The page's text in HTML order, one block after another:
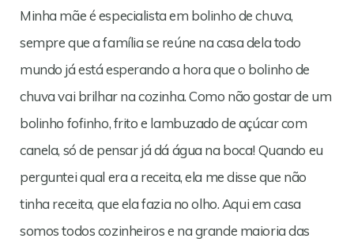
Minha mãe é especialista em bolinho de chuva,
sempre que a família se reúne na casa dela todo
mundo já está esperando a hora que o bolinho de
chuva vai brilhar na cozinha. Como não gostar de um
bolinho fofinho, frito e lambuzado de açúcar com
canela, só de pensar já dá água na boca! Quando eu
perguntei qual era a receita, ela me disse que não
tinha receita, que ela fazia no olho. Aqui em casa
somos todos cozinheiros e na grande maioria das